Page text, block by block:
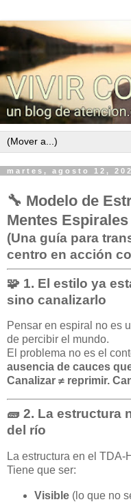
martes, agosto 12,
🔧 Modelo de
Mentes Espirales
(Una guía para
centro en acción
🧩 1. El estilo ya
sino canalizarlo
Pensar en espiral no es
de percibir el mundo.
El problema no es el
ausencia de cauces
Canalizar ≠ reprimir.
🧱 2. La estructura
del río
La estructura en el
Tiene que ser:
Visible(lo que no